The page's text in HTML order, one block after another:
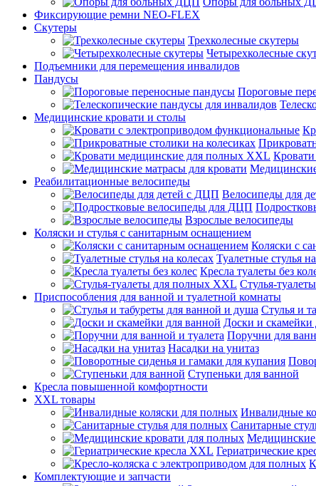
Фиксирующие ремни NEO-FLEX
Скутеры
Трехколесные скутеры
Четырехколесные
Подъемники для перемещения инвалидов
Пандусы
Пороговые
Медицинские кровати и столы
Реабилитационные велосипеды
Велосипеды для
Взрослые велосипеды
Коляски и стулья с санитарным оснащением
Коляски с
Туалетные стулья
Кресла туалеты без
Стулья-
Приспособления для ванной и туалетной комнаты
Стулья и
Доски и скамейки
Поручни для
Насадки на унитаз
Ступеньки для ванной
Кресла повышенной комфортности
XXL товары
Инвалидные
Санитарные
Медицинские
Гериатрические
Комплектующие и запчасти